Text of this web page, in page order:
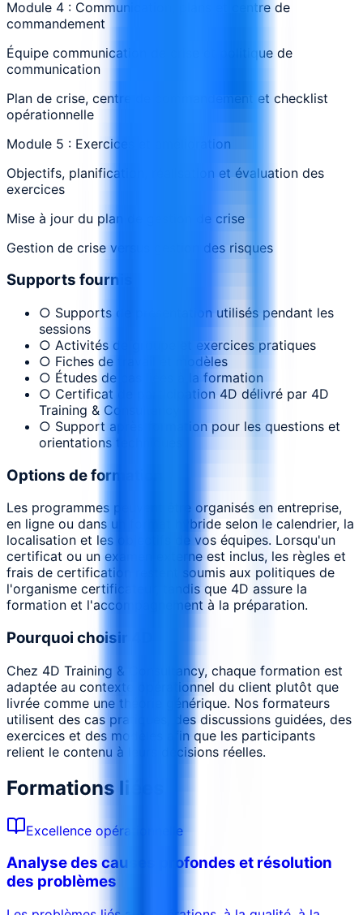
Module 4 : Communication, plans et centre de
commandement
Équipe communication de crise et politique de
communication
Plan de crise, centre de commandement et checklist
opérationnelle
Module 5 : Exercices et amélioration
Objectifs, planification, réalisation et évaluation des
exercices
Mise à jour du plan de gestion de crise
Gestion de crise versus gestion des risques
Supports fournis
○ Supports de présentation utilisés pendant les
sessions
○ Activités de groupe et exercices pratiques
○ Fiches de travail et modèles
○ Études de cas liées à la formation
○ Certificat de participation 4D délivré par 4D
Training & Consultancy
○ Support après formation pour les questions et
orientations techniques
Options de formation
Les programmes peuvent être organisés en entreprise,
en ligne ou dans un format hybride selon le calendrier, la
localisation et les objectifs de vos équipes. Lorsqu'un
certificat ou un examen externe est inclus, les règles et
frais de certification restent soumis aux politiques de
l'organisme certificateur, tandis que 4D assure la
formation et l'accompagnement à la préparation.
Pourquoi choisir 4D
Chez 4D Training & Consultancy, chaque formation est
adaptée au contexte opérationnel du client plutôt que
livrée comme une théorie générique. Nos formateurs
utilisent des cas pratiques, des discussions guidées, des
exercices et des modèles afin que les participants
relient le contenu à leurs décisions réelles.
Formations liées
Excellence opérationnelle
Analyse des causes profondes et résolution
des problèmes